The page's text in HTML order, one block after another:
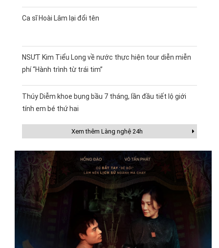
Ca sĩ Hoài Lâm lại đổi tên
NSƯT Kim Tiểu Long về nước thực hiện tour diễn miễn
phí “Hành trình từ trái tim”
Thúy Diễm khoe bụng bầu 7 tháng, lần đầu tiết lộ giới
tính em bé thứ hai
Xem thêm Làng nghệ 24h